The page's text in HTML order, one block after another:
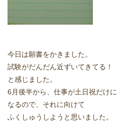
アクセス情報
今日は願書をかきました。
試験がだんだん近ずいてきてる！
と感じました。
6月後半から、仕事が土日祝だけに
なるので、それに向けて
ふくしゅうしようと思いました。